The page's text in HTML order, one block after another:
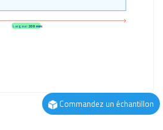
Largeur:200 mm
Commandez un échantillon